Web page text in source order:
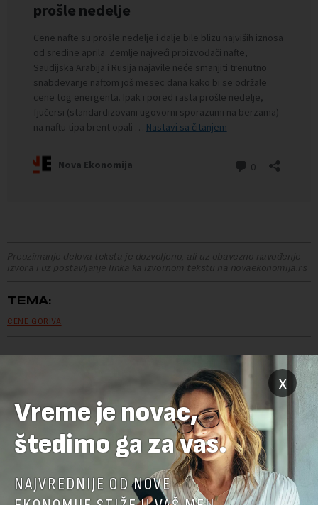
Preuzimanje delova teksta je dozvoljeno, ali uz obavezno navođenje
izvora i uz postavljanje linka ka izvornom tekstu na novaekonomija.rs
TEMA:
CENE GORIVA
x
Vreme je novac,
štedimo ga za vas.
NAJVREDNIJE OD NOVE